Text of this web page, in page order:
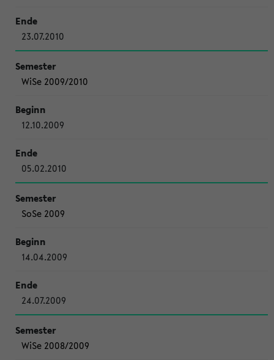
23.07.2010
WiSe 2009/2010
12.10.2009
05.02.2010
SoSe 2009
14.04.2009
24.07.2009
WiSe 2008/2009